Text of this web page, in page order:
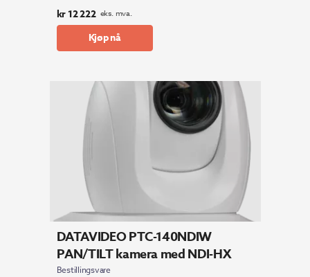
kr12 222 eks. mva.
Kjøp nå
DATAVIDEO PTC-140NDIW
PAN/TILT kamera med NDI-HX
Bestillingsvare